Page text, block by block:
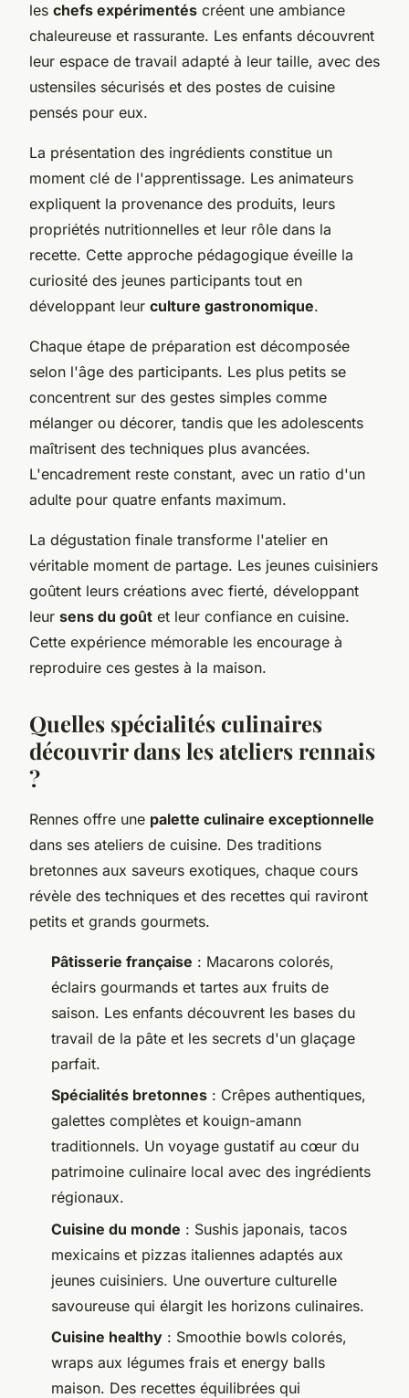
les chefs expérimentés créent une ambiance
chaleureuse et rassurante. Les enfants découvrent
leur espace de travail adapté à leur taille, avec des
ustensiles sécurisés et des postes de cuisine
pensés pour eux.
La présentation des ingrédients constitue un
moment clé de l'apprentissage. Les animateurs
expliquent la provenance des produits, leurs
propriétés nutritionnelles et leur rôle dans la
recette. Cette approche pédagogique éveille la
curiosité des jeunes participants tout en
développant leur culture gastronomique.
Chaque étape de préparation est décomposée
selon l'âge des participants. Les plus petits se
concentrent sur des gestes simples comme
mélanger ou décorer, tandis que les adolescents
maîtrisent des techniques plus avancées.
L'encadrement reste constant, avec un ratio d'un
adulte pour quatre enfants maximum.
La dégustation finale transforme l'atelier en
véritable moment de partage. Les jeunes cuisiniers
goûtent leurs créations avec fierté, développant
leur sens du goût et leur confiance en cuisine.
Cette expérience mémorable les encourage à
reproduire ces gestes à la maison.
Quelles spécialités culinaires
découvrir dans les ateliers rennais
?
Rennes offre une palette culinaire exceptionnelle
dans ses ateliers de cuisine. Des traditions
bretonnes aux saveurs exotiques, chaque cours
révèle des techniques et des recettes qui raviront
petits et grands gourmets.
Pâtisserie française : Macarons colorés,
éclairs gourmands et tartes aux fruits de
saison. Les enfants découvrent les bases du
travail de la pâte et les secrets d'un glaçage
parfait.
Spécialités bretonnes : Crêpes authentiques,
galettes complètes et kouign-amann
traditionnels. Un voyage gustatif au cœur du
patrimoine culinaire local avec des ingrédients
régionaux.
Cuisine du monde : Sushis japonais, tacos
mexicains et pizzas italiennes adaptés aux
jeunes cuisiniers. Une ouverture culturelle
savoureuse qui élargit les horizons culinaires.
Cuisine healthy : Smoothie bowls colorés,
wraps aux légumes frais et energy balls
maison. Des recettes équilibrées qui